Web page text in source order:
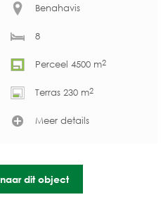
Benahavis
8
Perceel 4500 m2
Terras 230 m2
Meer details
dit object